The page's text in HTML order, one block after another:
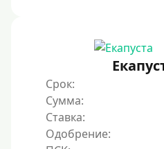
Под ПТС спецтехники
Под ПТС грузового
Авто без ПТС
Цель
Срок:
Сумма:
Ставка:
Одобрение: